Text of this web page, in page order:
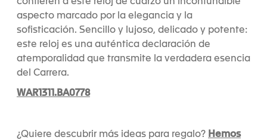
confieren a este reloj de cuarzo un inconfundible
aspecto marcado por la elegancia y la
sofisticación. Sencillo y lujoso, delicado y potente:
este reloj es una auténtica declaración de
atemporalidad que transmite la verdadera esencia
del Carrera.
WAR1311.BA0778
¿Quiere descubrir más ideas para regalo? Hemos